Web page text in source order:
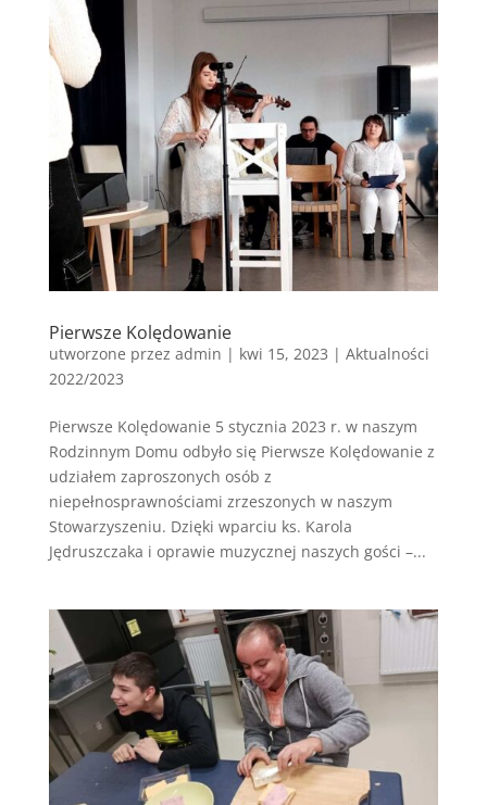
Pierwsze Kolędowanie
utworzone przez admin | kwi 15, 2023 | Aktualności
2022/2023
Pierwsze Kolędowanie 5 stycznia 2023 r. w naszym
Rodzinnym Domu odbyło się Pierwsze Kolędowanie z
udziałem zaproszonych osób z
niepełnosprawnościami zrzeszonych w naszym
Stowarzyszeniu. Dzięki wparciu ks. Karola
Jędruszczaka i oprawie muzycznej naszych gości –...